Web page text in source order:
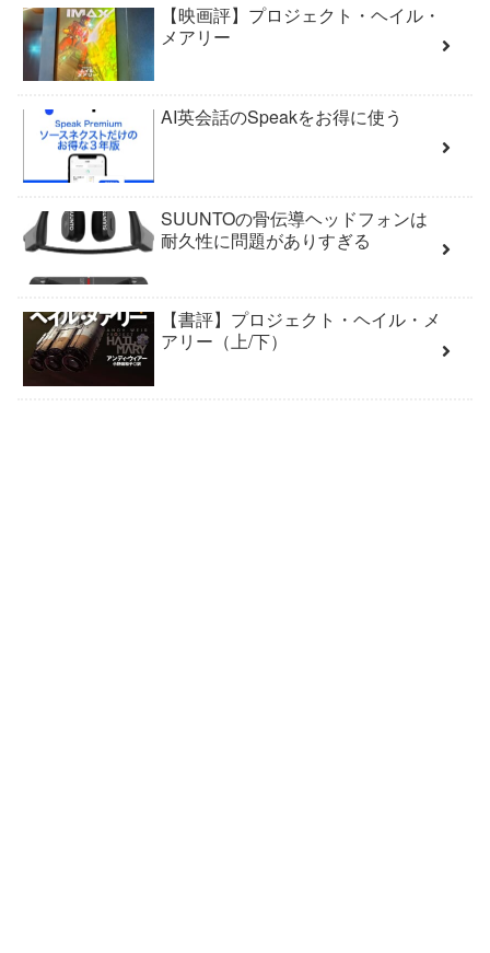
【映画評】プロジェクト・ヘイル・
メアリー
AI英会話のSpeakをお得に使う
SUUNTOの骨伝導ヘッドフォンは
耐久性に問題がありすぎる
【書評】プロジェクト・ヘイル・メ
アリー（上/下）